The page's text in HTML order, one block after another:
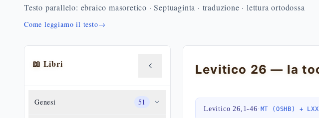
Testo parallelo: ebraico masoretico · Septuaginta · traduzione · lettura ortodossa
Come leggiamo il testo→
📖 Libri
Genesi 51
Levitico 26,1-46· MT (OSHB) + LXX